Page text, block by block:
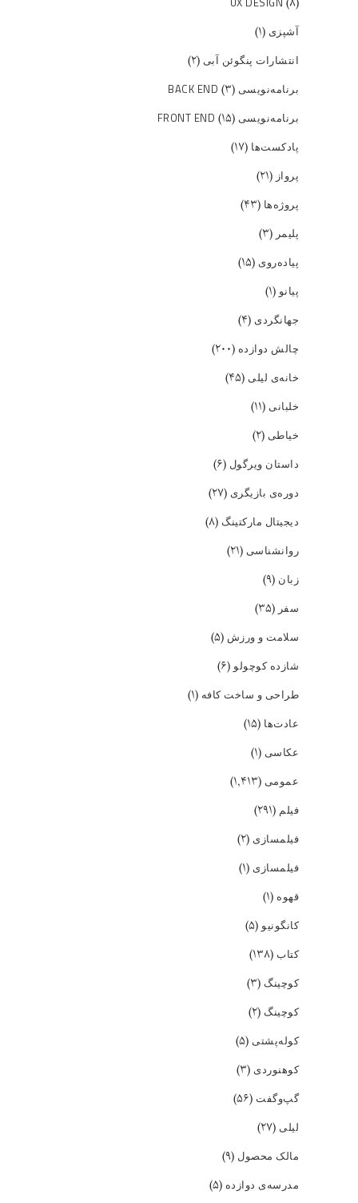
آشپزی (۱)
انتشارات پنگوئن آبی (۲)
برنامه‌نویسی BACK END (۳)
برنامه‌نویسی FRONT END (۱۵)
پادکست‌ها (۱۷)
پرواز (۲۱)
پروژه‌ها (۴۳)
پلیمر (۳)
پیاده‌روی (۱۵)
پیانو(۱)
جهانگردی (۴)
چالش دوازده (۲۰۰)
خانه‌ی لیلی (۴۵)
خلبانی (۱۱)
خیاطی (۲)
داستان ویرگول (۶)
دوره‌ی بازیگری (۲۷)
دیجیتال مارکتینگ (۸)
روانشناسی (۲۱)
زبان (۹)
سفر (۳۵)
سلامت و ورزش (۵)
شازده کوچولو(۶)
طراحی و ساخت کافه (۱)
عادت‌ها (۱۵)
عکاسی (۱)
عمومی (۱,۴۱۳)
فیلم (۲۹۱)
فیلمسازی (۲)
فیلمسازی (۱)
قهوه (۱)
کانگونیو(۵)
کتاب (۱۳۸)
کوچینگ (۳)
کوچینگ (۲)
کوله‌پشتی (۵)
کوهنوردی (۳)
گپ‌و‌گفت (۵۶)
لیلی (۲۷)
مالک محصول (۹)
مدرسه‌ی دوازده (۵)